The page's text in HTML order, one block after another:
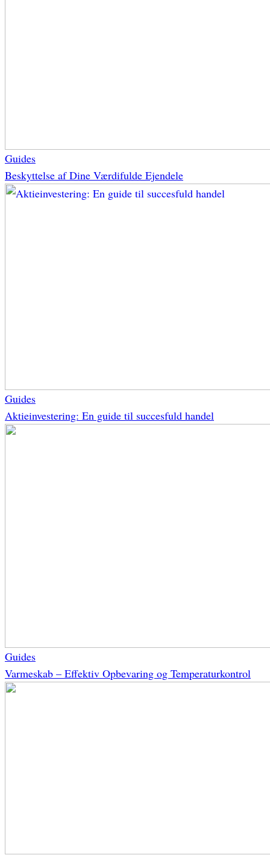
Guides
Beskyttelse af Dine Værdifulde Ejendele
Guides
Aktieinvestering: En guide til succesfuld handel
Guides
Varmeskab – Effektiv Opbevaring og Temperaturkontrol